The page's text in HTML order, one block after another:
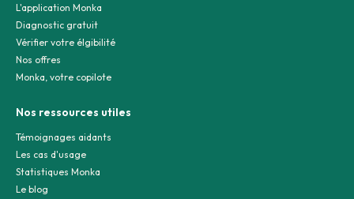
L'application Monka
Diagnostic gratuit
Vérifier votre élgibilité
Nos offres
Monka, votre copilote
Nos ressources utiles
Témoignages aidants
Les cas d'usage
Statistiques Monka
Le blog